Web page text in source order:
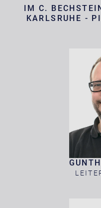
IM C.
KARLSRUHE -